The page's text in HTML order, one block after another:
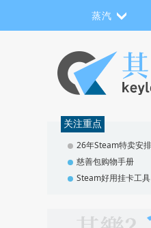
蒸汽
关注重点
26年Steam特卖安排
慈善包购物手册
Steam好用挂卡工具